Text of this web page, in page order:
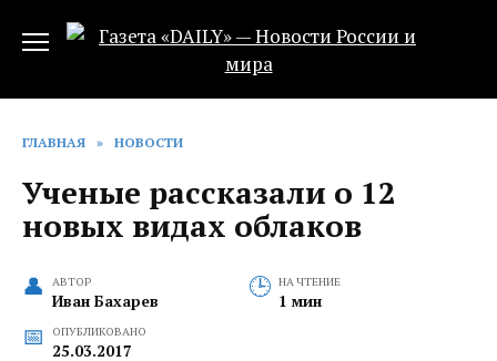
ГЛАВНАЯ » НОВОСТИ
Ученые рассказали о 12
новых видах облаков
АВТОР
Иван Бахарев
НА ЧТЕНИЕ
1 мин
ОПУБЛИКОВАНО
25.03.2017